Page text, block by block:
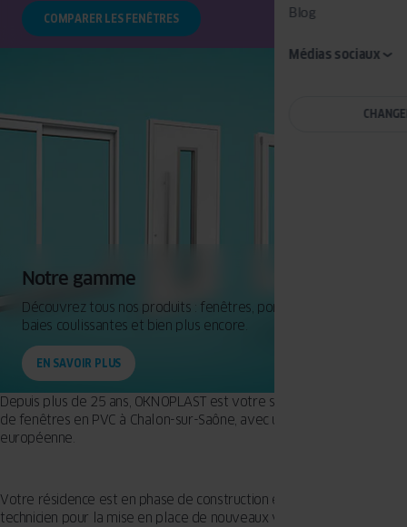
Blog
Médias sociaux
COMPARER LES FENÊTRES
Notre gamme
Découvrez tous nos produits : fenêtres, portes d'entrée,
baies coulissantes et bien plus encore.
EN SAVOIR PLUS
Depuis plus de 25 ans, OKNOPLAST est votre spécialiste en création
de fenêtres en PVC à Chalon-sur-Saône, avec une production
européenne.
Votre résidence est en phase de construction et sollicite l'aide d'un
technicien pour la mise en place de nouveaux vitrages ? Propriétaire